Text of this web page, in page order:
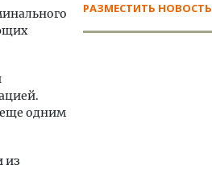
еще одним
из
РАЗМЕСТИТЬ НОВОСТЬ